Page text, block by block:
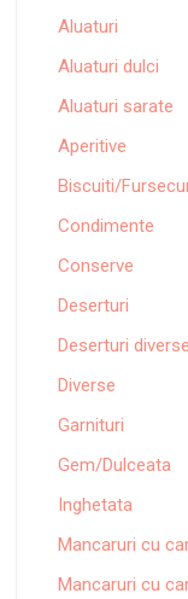
Aluaturi
Aluaturi dulci
Aluaturi sarate
Aperitive
Biscuiti/
Condimente
Conserve
Deserturi
Deserturi diverse
Diverse
Garnituri
Gem/Dulceata
Inghetata
Mancaruri cu
Mancaruri cu